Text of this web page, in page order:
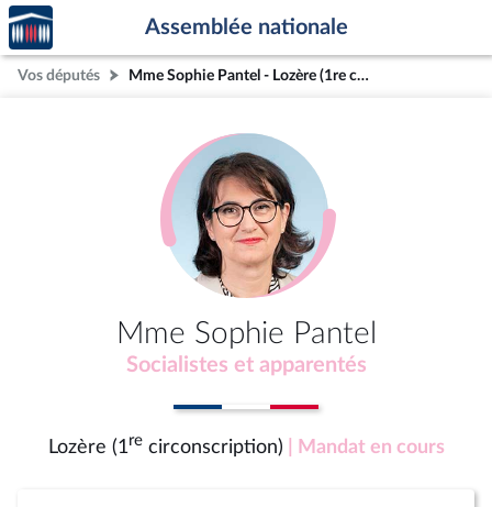
Aller au contenu
Aller en bas de la page
Accèder
à la
page
d'accueil
Assemblée nationale
Vos députés Mme Sophie Pantel - Lozère (1re circonscription)
Mme Sophie Pantel
Socialistes et apparentés
Lozère (1recirconscription) | Mandat en cours